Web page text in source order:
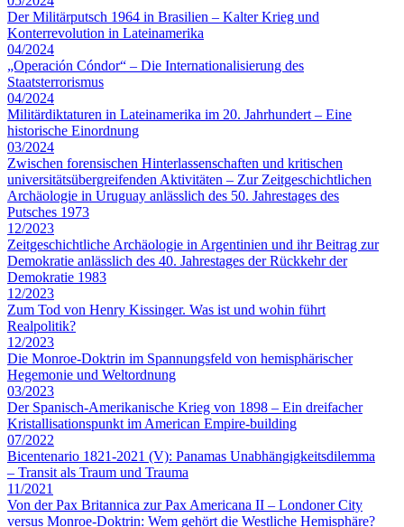
Der Militärputsch 1964 in Brasilien – Kalter Krieg und
Konterrevolution in Lateinamerika
04/2024
„Operación Cóndor“ – Die Internationalisierung des
Staatsterrorismus
04/2024
Militärdiktaturen in Lateinamerika im 20. Jahrhundert – Eine
historische Einordnung
03/2024
Zwischen forensischen Hinterlassenschaften und kritischen
universitätsübergreifenden Aktivitäten – Zur Zeitgeschichtlichen
Archäologie in Uruguay anlässlich des 50. Jahrestages des
Putsches 1973
12/2023
Zeitgeschichtliche Archäologie in Argentinien und ihr Beitrag zur
Demokratie anlässlich des 40. Jahrestages der Rückkehr der
Demokratie 1983
12/2023
Zum Tod von Henry Kissinger. Was ist und wohin führt
Realpolitik?
12/2023
Die Monroe-Doktrin im Spannungsfeld von hemisphärischer
Hegemonie und Weltordnung
03/2023
Der Spanisch-Amerikanische Krieg von 1898 – Ein dreifacher
Kristallisationspunkt im American Empire-building
07/2022
Bicentenario 1821-2021 (V): Panamas Unabhängigkeitsdilemma
– Transit als Traum und Trauma
11/2021
Von der Pax Britannica zur Pax Americana II – Londoner City
versus Monroe-Doktrin: Wem gehört die Westliche Hemisphäre?